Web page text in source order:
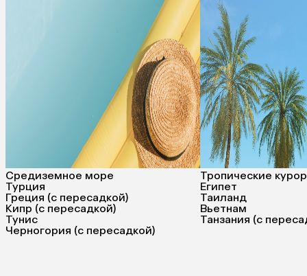
Средиземное море
Турция
Греция (с пересадкой)
Кипр (с пересадкой)
Тунис
Черногория (с пересадкой)
Тропические
Египет
Таиланд
Вьетнам
Танзания (с